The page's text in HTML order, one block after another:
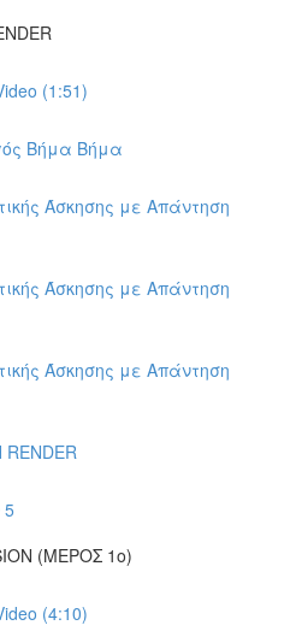
(1:51)
Βήμα Βήμα
Άσκησης με Απάντηση
Άσκησης με Απάντηση
Άσκησης με Απάντηση
RENDER
5
(ΜΕΡΟΣ 1ο)
(4:10)